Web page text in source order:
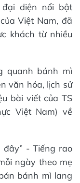
diện nổi bật
Việt Nam, đã
khách từ nhiều
quanh bánh mì
văn hóa, lịch sử
bài viết của TS
Việt Nam) về
đây” - Tiếng rao
ngày theo mẹ
bánh mì lang